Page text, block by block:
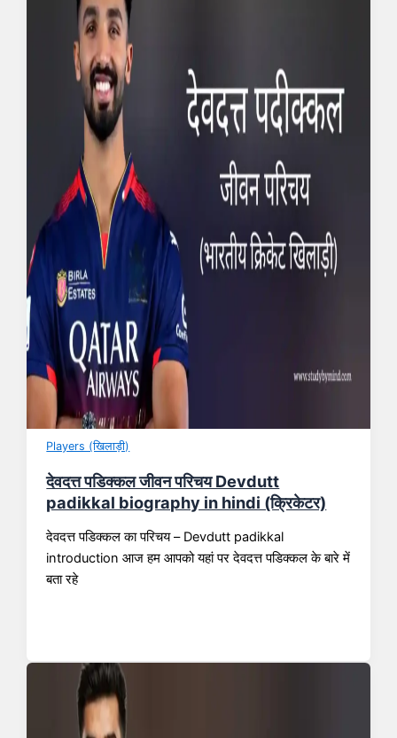
Players (खिलाड़ी)
देवदत्त पडिक्कल जीवन परिचय Devdutt
padikkal biography in hindi (क्रिकेटर)
देवदत्त पडिक्कल का परिचय – Devdutt padikkal
introduction आज हम आपको यहां पर देवदत्त पडिक्कल के बारे में
बता रहे